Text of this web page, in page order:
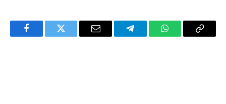
FacebookTwitter Email TelegramWhatsAppCopy